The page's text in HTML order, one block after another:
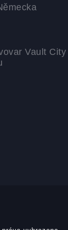
Vault City